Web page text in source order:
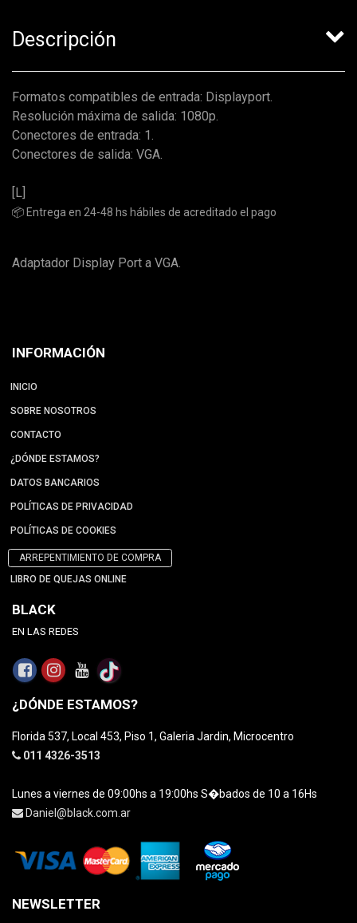
Descripción
Formatos compatibles de entrada: Displayport.
Resolución máxima de salida: 1080p.
Conectores de entrada: 1.
Conectores de salida: VGA.
[L]
📦 Entrega en 24-48 hs hábiles de acreditado el pago
Adaptador Display Port a VGA.
INFORMACIÓN
INICIO
SOBRE NOSOTROS
CONTACTO
¿DÓNDE ESTAMOS?
DATOS BANCARIOS
POLÍTICAS DE PRIVACIDAD
POLÍTICAS DE COOKIES
ARREPENTIMIENTO DE COMPRA
LIBRO DE QUEJAS ONLINE
BLACK
EN LAS REDES
¿DÓNDE ESTAMOS?
Florida 537, Local 453, Piso 1, Galeria Jardin, Microcentro
011 4326-3513
Lunes a viernes de 09:00hs a 19:00hs S�bados de 10 a 16Hs
Daniel@black.com.ar
NEWSLETTER